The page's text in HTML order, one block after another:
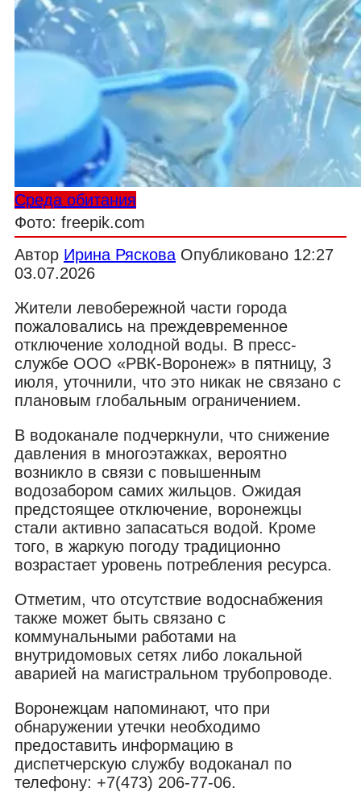
Среда обитания
Фото: freepik.com
Автор Ирина Ряскова Опубликовано 12:27
03.07.2026
Жители левобережной части города
пожаловались на преждевременное
отключение холодной воды. В пресс-
службе ООО «РВК-Воронеж» в пятницу, 3
июля, уточнили, что это никак не связано с
плановым глобальным ограничением.
В водоканале подчеркнули, что снижение
давления в многоэтажках, вероятно
возникло в связи с повышенным
водозабором самих жильцов. Ожидая
предстоящее отключение, воронежцы
стали активно запасаться водой. Кроме
того, в жаркую погоду традиционно
возрастает уровень потребления ресурса.
Отметим, что отсутствие водоснабжения
также может быть связано с
коммунальными работами на
внутридомовых сетях либо локальной
аварией на магистральном трубопроводе.
Воронежцам напоминают, что при
обнаружении утечки необходимо
предоставить информацию в
диспетчерскую службу водоканал по
телефону: +7(473) 206-77-06.